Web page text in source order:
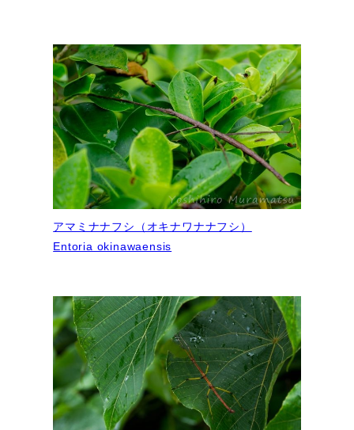
アマミナナフシ（オキナワナナフシ）
Entoria okinawaensis